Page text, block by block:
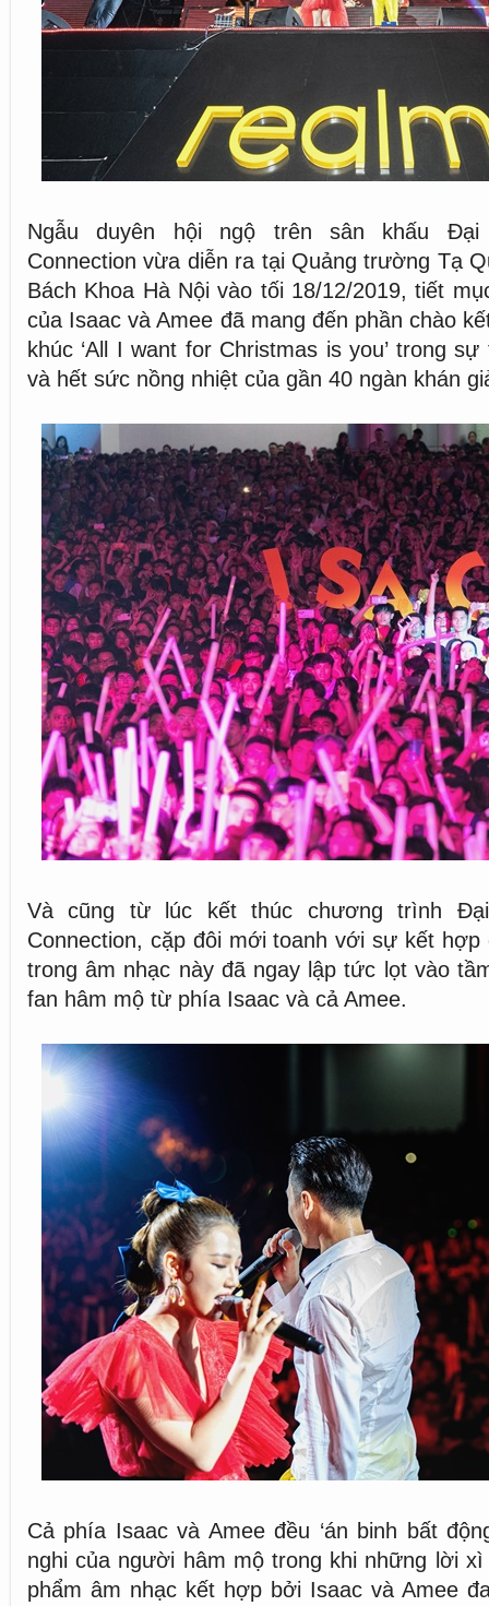
Ngẫu duyên hội ngộ trên sân khấu Đại
Connection vừa diễn ra tại Quảng trường Tạ
Bách Khoa Hà Nội vào tối 18/12/2019, tiết
của Isaac và Amee đã mang đến phần chào
khúc ‘All I want for Christmas is you’ trong
và hết sức nồng nhiệt của gần 40 ngàn khán
Và cũng từ lúc kết thúc chương trình
Connection, cặp đôi mới toanh với sự kết
trong âm nhạc này đã ngay lập tức lọt vào
fan hâm mộ từ phía Isaac và cả Amee.
Cả phía Isaac và Amee đều ‘án binh bất
nghi của người hâm mộ trong khi những lời
phẩm âm nhạc kết hợp bởi Isaac và Amee